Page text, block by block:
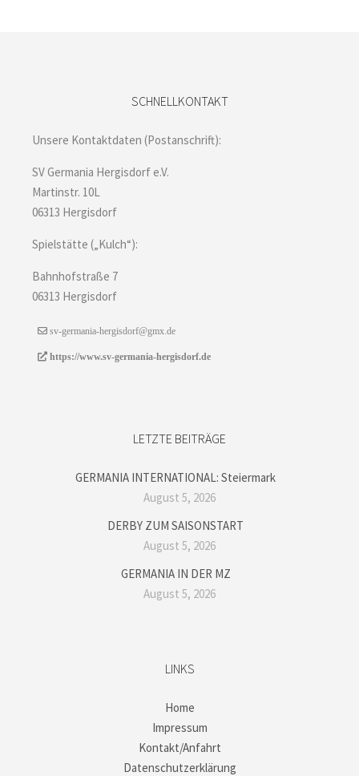
SCHNELLKONTAKT
Unsere Kontaktdaten (Postanschrift):
SV Germania Hergisdorf e.V.
Martinstr. 10L
06313 Hergisdorf
Spielstätte („Kulch“):
Bahnhofstraße 7
06313 Hergisdorf
sv-germania-hergisdorf@gmx.de
https://www.sv-germania-hergisdorf.de
LETZTE BEITRÄGE
GERMANIA INTERNATIONAL: Steiermark
August 5, 2026
DERBY ZUM SAISONSTART
August 5, 2026
GERMANIA IN DER MZ
August 5, 2026
LINKS
Home
Impressum
Kontakt/Anfahrt
Datenschutzerklärung